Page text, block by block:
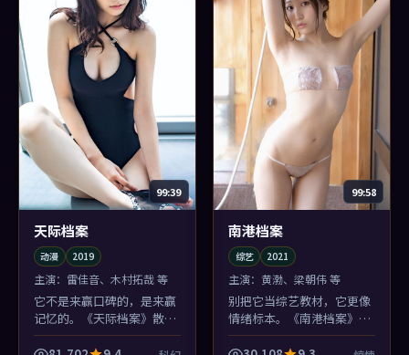
99:39
天际档案
动漫 2019
主演： 雷佳音、木村拓哉 等
它不是来赢口碑的，是来赢
记忆的。《天际档案》散场
后你会忘记几个桥段，但忘
99:58
南港档案
综艺 2021
主演：黄渤、梁朝伟 等
别把它当综艺教材，它更像
情绪标本。《南港档案》把
执念切片染色，放在旧公寓